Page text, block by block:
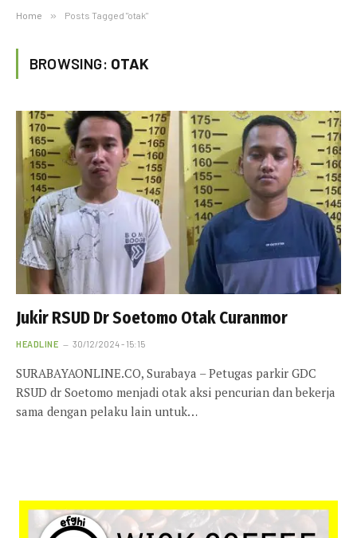
Home » Posts Tagged "otak"
BROWSING: OTAK
Jukir RSUD Dr Soetomo Otak Curanmor
HEADLINE 30/12/2024 - 15:15
SURABAYAONLINE.CO, Surabaya – Petugas parkir GDC
RSUD dr Soetomo menjadi otak aksi pencurian dan bekerja
sama dengan pelaku lain untuk…